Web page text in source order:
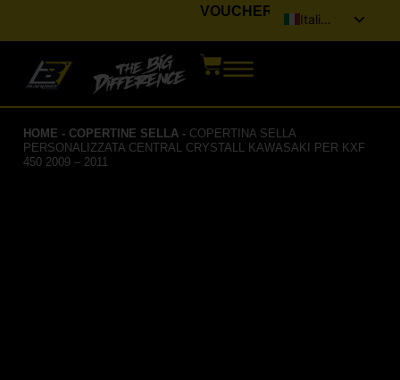
VOUCHER
Italiano
Deutsch
HOME - COPERTINE SELLA - COPERTINA SELLA
PERSONALIZZATA CENTRAL CRYSTALL KAWASAKI PER KXF
450 2009 – 2011